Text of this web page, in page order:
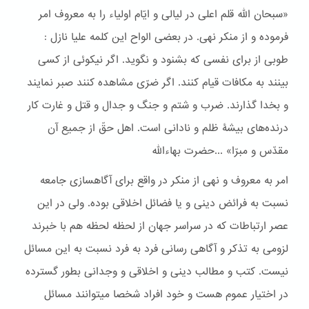
«سبحان اللّه قلم اعلی در ليالی و ايّام اولياء را به معروف امر
فرموده و از منکر نهی. در بعضی الواح اين کلمه عليا نازل :
طوبی از برای نفسی که بشنود و نگويد. اگر نيکوئی از کسی
بينند به مکافات قيام کنند. اگر ضرّی مشاهده کنند صبر نمايند
و بخدا گذارند. ضرب و شتم و جنگ و جدال و قتل و غارت کار
درنده‌های بيشۀ ظلم و نادانی است. اهل حقّ از جميع آن
مقدّس و مبرّا» ...حضرت بهاءالله
امر به معروف و نهی از منکر در واقع برای آگاهسازی جامعه
نسبت به فرائض دینی و یا فضائل اخلاقی بوده. ولی در این
عصر ارتباطات که در سراسر جهان از لحظه لحظه هم با خبرند
لزومی به تذکر و آگاهی رسانی فرد به فرد نسبت به این مسائل
نیست. کتب و مطالب دینی و اخلاقی و وجدانی بطور گسترده
در اختیار عموم هست و خود افراد شخصا میتوانند مسائل